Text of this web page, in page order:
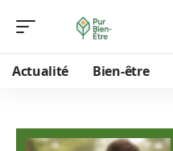
Actualité Bien-être